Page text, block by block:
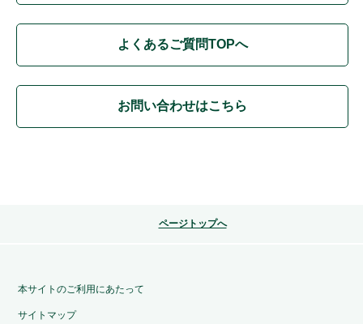
よくあるご質問TOPへ
お問い合わせはこちら
ページトップへ
本サイトのご利用にあたって
サイトマップ